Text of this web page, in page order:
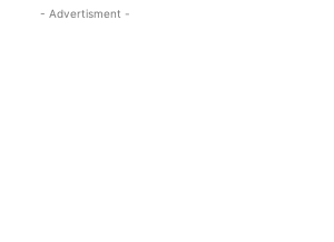
- Advertisment -